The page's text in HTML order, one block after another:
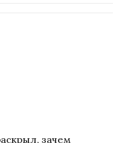
зачем